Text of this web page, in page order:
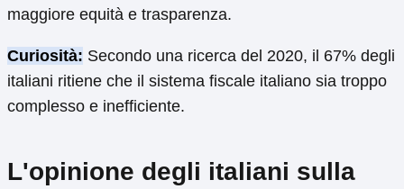
maggiore equità e trasparenza.
Curiosità: Secondo una ricerca del 2020, il 67% degli
italiani ritiene che il sistema fiscale italiano sia troppo
complesso e inefficiente.
L'opinione degli italiani sulla